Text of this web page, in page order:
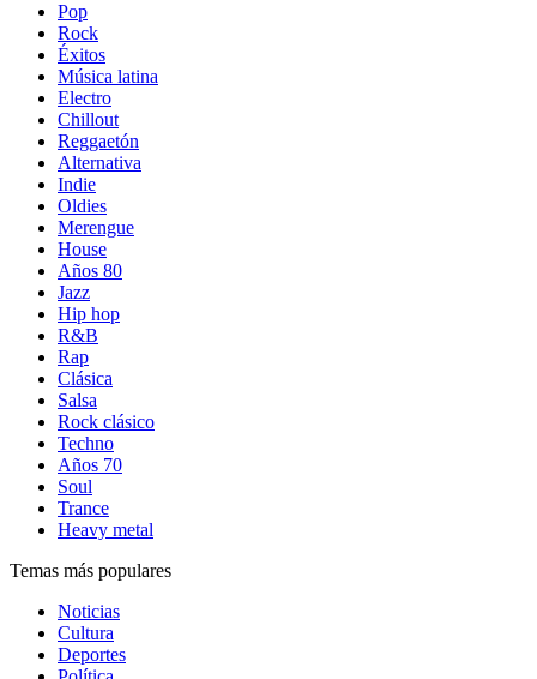
Pop
Rock
Éxitos
Música latina
Electro
Chillout
Reggaetón
Alternativa
Indie
Oldies
Merengue
House
Años 80
Jazz
Hip hop
R&B
Rap
Clásica
Salsa
Rock clásico
Techno
Años 70
Soul
Trance
Heavy metal
Temas más populares
Noticias
Cultura
Deportes